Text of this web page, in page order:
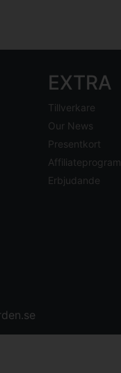
EXTRA
Tillverkare
Our News
Presentkort
Affiliateprogram
Erbjudande